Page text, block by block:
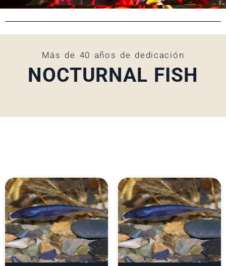
Más de 40 años de dedicación
NOCTURNAL FISH